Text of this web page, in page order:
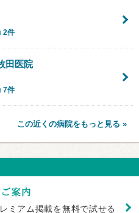
2件
田医院
7件
この近くの病院をもっと見る »
ミアム掲載を無料で試せる